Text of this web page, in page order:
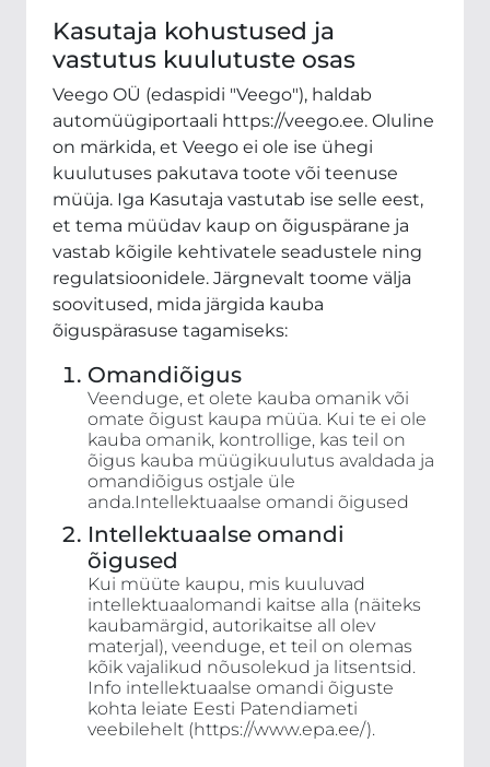
Kasutaja kohustused ja
vastutus kuulutuste osas
Veego OÜ (edaspidi "Veego"), haldab
automüügiportaali https://veego.ee. Oluline
on märkida, et Veego ei ole ise ühegi
kuulutuses pakutava toote või teenuse
müüja. Iga Kasutaja vastutab ise selle eest,
et tema müüdav kaup on õiguspärane ja
vastab kõigile kehtivatele seadustele ning
regulatsioonidele. Järgnevalt toome välja
soovitused, mida järgida kauba
õiguspärasuse tagamiseks:
Omandiõigus
Veenduge, et olete kauba omanik või
omate õigust kaupa müüa. Kui te ei ole
kauba omanik, kontrollige, kas teil on
õigus kauba müügikuulutus avaldada ja
omandiõigus ostjale üle
anda.Intellektuaalse omandi õigused
Intellektuaalse omandi
õigused
Kui müüte kaupu, mis kuuluvad
intellektuaalomandi kaitse alla (näiteks
kaubamärgid, autorikaitse all olev
materjal), veenduge, et teil on olemas
kõik vajalikud nõusolekud ja litsentsid.
Info intellektuaalse omandi õiguste
kohta leiate Eesti Patendiameti
veebilehelt (https://www.epa.ee/).